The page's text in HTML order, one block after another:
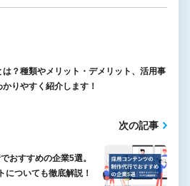
は？種類やメリット・デメリット、活用事
りやすく紹介します！
次の記事
おすすめの企業5選。
についても徹底解説！